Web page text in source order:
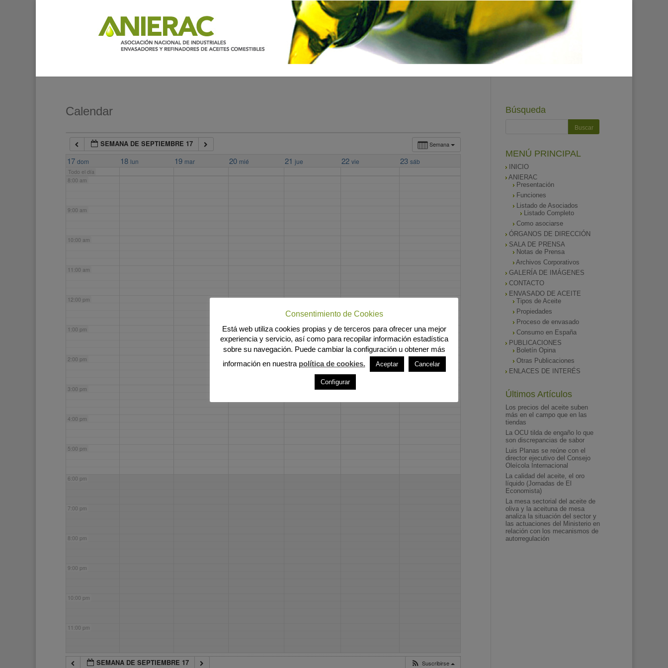
Calendar
Semana
SEMANA DE SEPTIEMBRE 17
17 dom 18 lun 19 mar 20 mié 21 jue 22 vie 23 sáb
Todo el día
7:00 am
8:00 am
9:00 am
10:00 am
11:00 am
12:00 pm
1:00 pm
2:00 pm
3:00 pm
4:00 pm
5:00 pm
6:00 pm
7:00 pm
8:00 pm
9:00 pm
10:00 pm
11:00 pm
SEMANA DE SEPTIEMBRE 17 Suscribirse
Búsqueda
MENÚ PRINCIPAL
INICIO
ANIERAC
Presentación
Funciones
Listado de Asociados
Listado Completo
Como asociarse
ÓRGANOS DE DIRECCIÓN
SALA DE PRENSA
Notas de Prensa
Archivos Corporativos
GALERÍA DE IMÁGENES
CONTACTO
ENVASADO DE ACEITE
Tipos de Aceite
Propiedades
Proceso de envasado
Consumo en España
PUBLICACIONES
Boletín Opina
Otras Publicaciones
ENLACES DE INTERÉS
Últimos Artículos
Los precios del aceite suben
más en el campo que en las
tiendas
La OCU tilda de engaño lo que
son discrepancias de sabor
Luis Planas se reúne con el
director ejecutivo del Consejo
Oleícola Internacional
La calidad del aceite, el oro
líquido (Jornadas de El
Economista)
La mesa sectorial del aceite de
oliva y la aceituna de mesa
analiza la situación del sector y
las actuaciones del Ministerio en
relación con los mecanismos de
autorregulación
Consentimiento de Cookies
Está web utiliza cookies propias y de terceros para ofrecer una mejor
experiencia y servicio, así como para recopilar información estadística
sobre su navegación. Puede cambiar la configuración u obtener más
información en nuestra política de cookies. Aceptar Cancelar
Configurar